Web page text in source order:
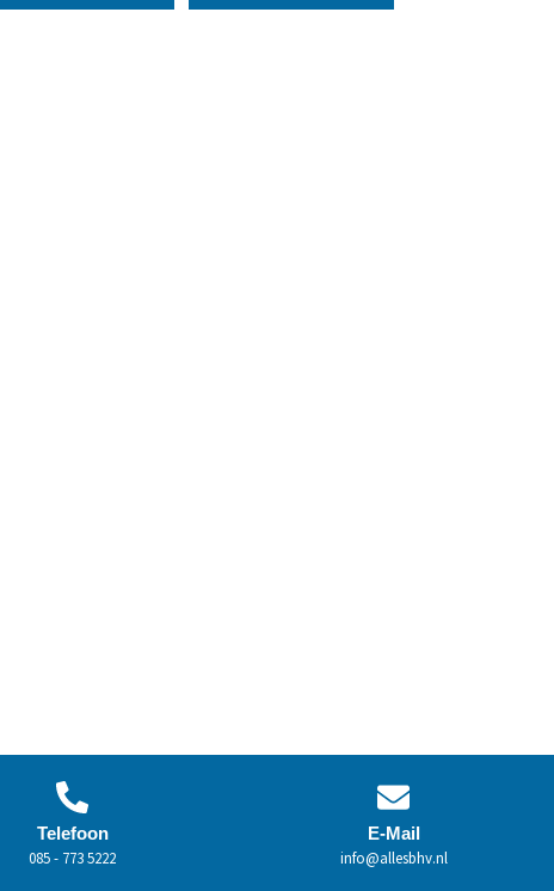
Telefoon
085 - 773 5222
E-Mail
info@allesbhv.nl